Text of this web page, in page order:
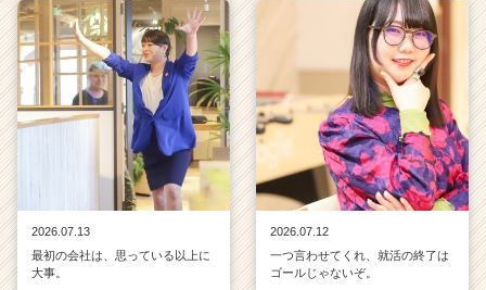
2026.07.13
最初の会社は、思っている以上に
大事。
2026.07.12
一つ言わせてくれ、就活の終了は
ゴールじゃないぞ。